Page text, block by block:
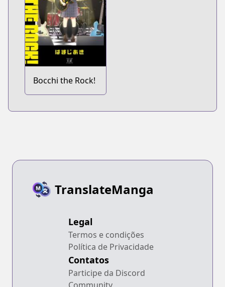
Bocchi the Rock!
TranslateManga
Legal
Termos e condições
Política de Privacidade
Contatos
Participe da Discord